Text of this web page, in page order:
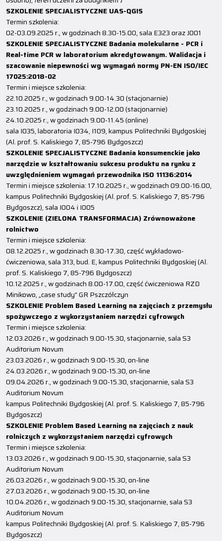
SZKOLENIE SPECJALISTYCZNE UAS-QGIS
Termin szkolenia:
02-03.09.2025 r., w godzinach 8.30-15.00, sala E323 oraz J001
SZKOLENIE SPECJALISTYCZNE Badania molekularne - PCR i
Real-time PCR w laboratorium akredytowanym. Walidacja i
szacowanie niepewności wg wymagań normy PN-EN ISO/IEC
17025:2018-02
Termin i miejsce szkolenia:
22.10.2025 r., w godzinach 9.00-14.30 (stacjonarnie)
23.10.2025 r., w godzinach 9.00-12.00 (stacjonarnie)
24.10.2025 r., w godzinach 9.00-11.45 (online)
sala I035, laboratoria I034, I109, kampus Politechniki Bydgoskiej
(Al. prof. S. Kaliskiego 7, 85-796 Bydgoszcz)
SZKOLENIE SPECJALISTYCZNE Badania konsumenckie jako
narzędzie w kształtowaniu sukcesu produktu na rynku z
uwzględnieniem wymagań przewodnika ISO 11136:2014
Termin i miejsce szkolenia: 17.10.2025 r., w godzinach 09.00-16.00,
kampus Politechniki Bydgoskiej (Al. prof. S. Kaliskiego 7, 85-796
Bydgoszcz), sala I004 i I005
SZKOLENIE (ZIELONA TRANSFORMACJA) Zrównoważone
rolnictwo
Termin i miejsce szkolenia:
08.12.2025 r., w godzinach 8.30-17.30, część wykładowo-
ćwiczeniowa, sala 313, bud. E, kampus Politechniki Bydgoskiej (Al.
prof. S. Kaliskiego 7, 85-796 Bydgoszcz)
10.12.2025 r., w godzinach 8.00-17.00, część ćwiczeniowa RZD
Minikowo, „case study” GR Pszczółczyn
SZKOLENIE Problem Based Learning na zajęciach z przemysłu
spożywczego z wykorzystaniem narzędzi cyfrowych
Termin i miejsce szkolenia:
12.03.2026 r., w godzinach 9.00-15.30, stacjonarnie, sala S3
Auditorium Novum
23.03.2026 r., w godzinach 9.00-15.30, on-line
24.03.2026 r., w godzinach 9.00-15.30, on-line
09.04.2026 r., w godzinach 9.00-15.30, stacjonarnie, sala S3
Auditorium Novum
kampus Politechniki Bydgoskiej (Al. prof. S. Kaliskiego 7, 85-796
Bydgoszcz)
SZKOLENIE Problem Based Learning na zajęciach z nauk
rolniczych z wykorzystaniem narzędzi cyfrowych
Termin i miejsce szkolenia:
13.03.2026 r., w godzinach 9.00-15.30, stacjonarnie, sala S3
Auditorium Novum
26.03.2026 r., w godzinach 9.00-15.30, on-line
27.03.2026 r., w godzinach 9.00-15.30, on-line
10.04.2026 r., w godzinach 9.00-15.30, stacjonarnie, sala S3
Auditorium Novum
kampus Politechniki Bydgoskiej (Al. prof. S. Kaliskiego 7, 85-796
Bydgoszcz)